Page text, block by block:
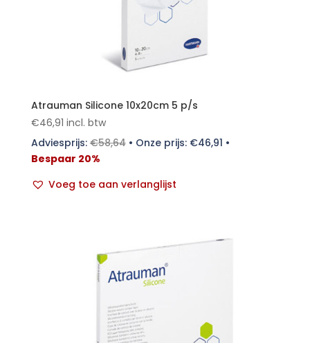
Atrauman Silicone 10x20cm 5 p/s
€46,91 incl. btw
Adviesprijs:€58,64• Onze prijs: €46,91 •
Bespaar 20%
Voeg toe aan verlanglijst